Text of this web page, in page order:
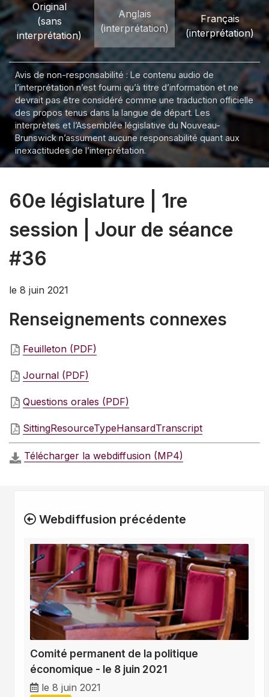
Original
(sans
interprétation)
Anglais
(interprétation)
Français
(interprétation)
Avis de non-responsabilité : Le contenu audio de
l’interprétation n’est fourni qu’à titre d’information et ne
devrait pas être considéré comme une traduction officielle
des propos tenus dans la langue de départ. Les
interprètes et l’Assemblée législative du Nouveau-
Brunswick n’assument aucune responsabilité quant aux
inexactitudes de l’interprétation.
60e législature | 1re
session | Jour de séance
#36
le 8 juin 2021
Renseignements connexes
Feuilleton (PDF)
Journal (PDF)
Questions orales (PDF)
SittingResourceTypeHansardTranscript
Télécharger la webdiffusion (MP4)
Webdiffusion précédente
Comité permanent de la politique
économique - le 8 juin 2021
le 8 juin 2021